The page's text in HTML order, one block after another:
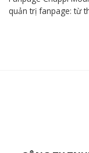
quản trị fanpage: từ